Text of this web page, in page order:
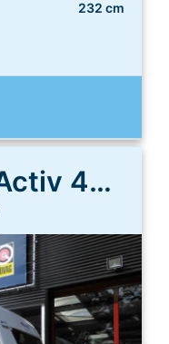
232 cm
Fendt Bianco Activ 465 SGE